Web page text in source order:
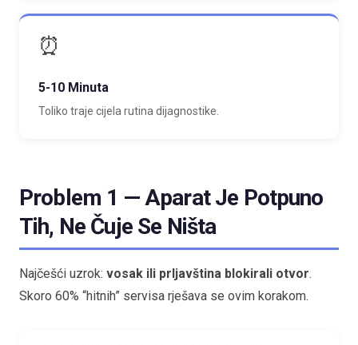
⏰
5-10 Minuta
Toliko traje cijela rutina dijagnostike.
Problem 1 — Aparat Je Potpuno
Tih, Ne Čuje Se Ništa
Najčešći uzrok: vosak ili prljavština blokirali otvor.
Skoro 60% “hitnih” servisa rješava se ovim korakom.